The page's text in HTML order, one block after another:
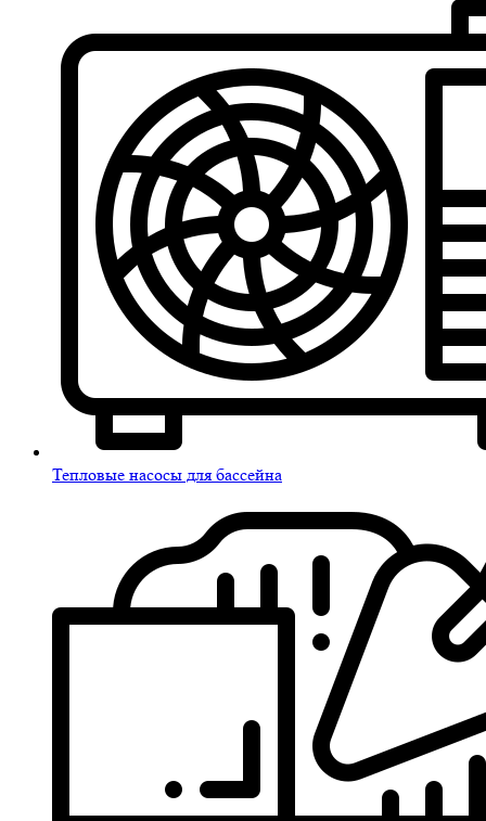
Тепловые насосы для бассейна